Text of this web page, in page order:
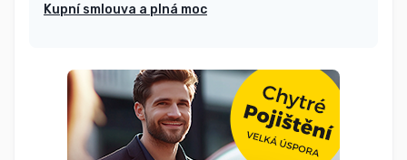
Kupní smlouva a plná moc